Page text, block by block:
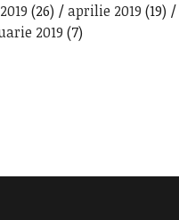
(26) aprilie 2019 (19)
2019 (7)